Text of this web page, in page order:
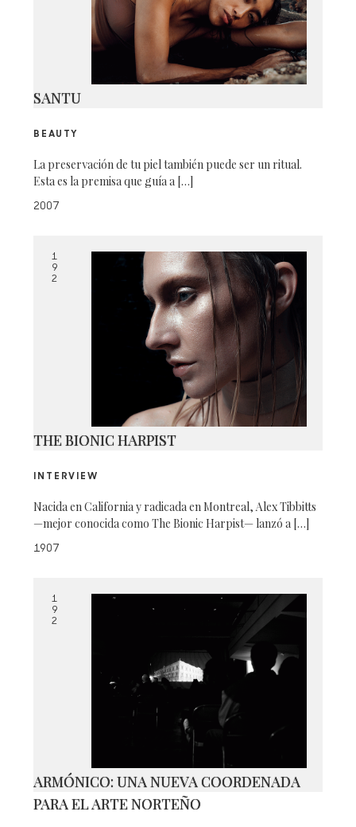
SANTU
BEAUTY
La preservación de tu piel también puede ser un ritual.
Esta es la premisa que guía a […]
2007
1
9
2
THE BIONIC HARPIST
INTERVIEW
Nacida en California y radicada en Montreal, Alex Tibbitts
—mejor conocida como The Bionic Harpist— lanzó a […]
1907
1
9
2
ARMÓNICO: UNA NUEVA COORDENADA
PARA EL ARTE NORTEÑO